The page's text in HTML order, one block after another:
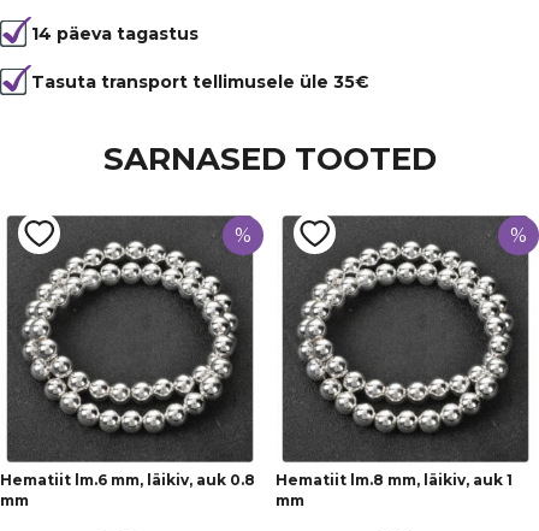
Värvus
Sinine
Kuju
ümmargune
Päikesekivi ehk liivakivi
14 päeva tagastus
Tasuta transport tellimusele üle 35€
SARNASED TOOTED
%
Hematiit lm.6 mm, läikiv, auk 0.8
mm
%
Hematiit lm.8 mm, läikiv, auk 1
mm